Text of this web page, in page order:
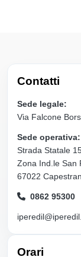
Contatti
Sede legale:
Via Falcone
Sede operativa:
Strada Statale
Zona Ind.le San
67022
0862 95300
Orari